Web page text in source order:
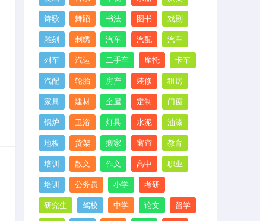
诗歌 舞蹈 书法 图书 戏剧
雕刻 刺绣 汽车 汽配 汽车
列车 汽运 二手车 摩托 卡车
汽配 轮胎 房产 装修 租房
家具 建材 全屋 定制 门窗
锅炉 卫浴 灯具 水泥 油漆
地板 货架 搬家 窗帘 教育
培训 散文 作文 高中 职业
培训 公务员 小学 考研
研究生 驾校 中学 论文 留学